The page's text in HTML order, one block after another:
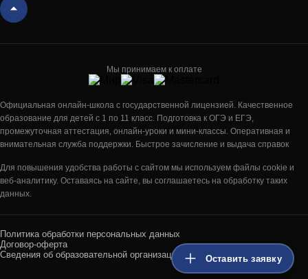
Оставить заявку
Мы принимаем к оплате
Официальная онлайн-школа с государственной лицензией. Качественное
образование для детей с 1 по 11 класс. Подготовка к ОГЭ и ЕГЭ,
промежуточная аттестация, онлайн-уроки и мини-классы. Оперативная и
внимательная служба поддержки. Быстрое зачисление и выдача справок
Для повышения удобства работы с сайтом мы используем файлы cookie и
веб-аналитику. Оставаясь на сайте, вы соглашаетесь на обработку таких
данных.
Политика обработки персональных данных
Договор-оферта
Сведения об образовательной организации